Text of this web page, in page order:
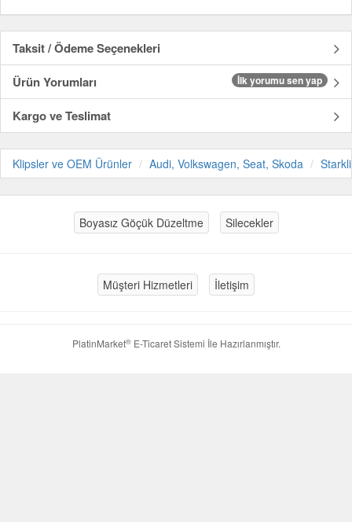
Taksit / Ödeme Seçenekleri
Ürün Yorumları
İlk yorumu sen yap
Kargo ve Teslimat
Klipsler ve OEM Ürünler Audi, Volkswagen, Seat, Skoda
Boyasız Göçük Düzeltme Silecekler
Müşteri Hizmetleri İletişim
PlatinMarket®E-Ticaret Sistemi İle Hazırlanmıştır.